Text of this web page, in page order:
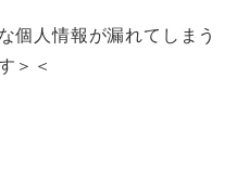
個人情報が漏れてしまう
＞＜